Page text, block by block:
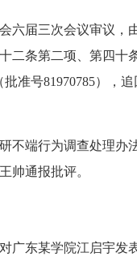
届三次会议审议，
二条第二项、第四十
准号81970785），
端行为调查处理办
帅通报批评。
东某学院江启宇发